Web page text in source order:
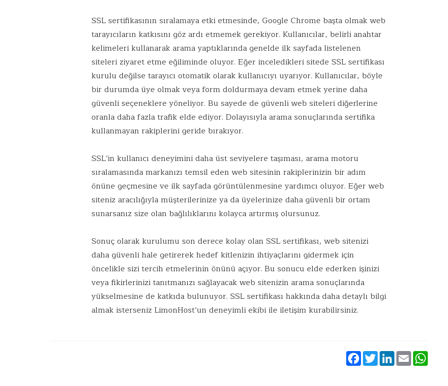
SSL sertifikasının sıralamaya etki etmesinde, Google Chrome başta olmak web
tarayıcıların katkısını göz ardı etmemek gerekiyor. Kullanıcılar, belirli anahtar
kelimeleri kullanarak arama yaptıklarında genelde ilk sayfada listelenen
siteleri ziyaret etme eğiliminde oluyor. Eğer inceledikleri sitede SSL sertifikası
kurulu değilse tarayıcı otomatik olarak kullanıcıyı uyarıyor. Kullanıcılar, böyle
bir durumda üye olmak veya form doldurmaya devam etmek yerine daha
güvenli seçeneklere yöneliyor. Bu sayede de güvenli web siteleri diğerlerine
oranla daha fazla trafik elde ediyor. Dolayısıyla arama sonuçlarında sertifika
kullanmayan rakiplerini geride bırakıyor.
SSL’in kullanıcı deneyimini daha üst seviyelere taşıması, arama motoru
sıralamasında markanızı temsil eden web sitesinin rakiplerinizin bir adım
önüne geçmesine ve ilk sayfada görüntülenmesine yardımcı oluyor. Eğer web
siteniz aracılığıyla müşterilerinize ya da üyelerinize daha güvenli bir ortam
sunarsanız size olan bağlılıklarını kolayca artırmış olursunuz.
Sonuç olarak kurulumu son derece kolay olan SSL sertifikası, web sitenizi
daha güvenli hale getirerek hedef kitlenizin ihtiyaçlarını gidermek için
öncelikle sizi tercih etmelerinin önünü açıyor. Bu sonucu elde ederken işinizi
veya fikirlerinizi tanıtmanızı sağlayacak web sitenizin arama sonuçlarında
yükselmesine de katkıda bulunuyor. SSL sertifikası hakkında daha detaylı bilgi
almak isterseniz LimonHost’un deneyimli ekibi ile iletişim kurabilirsiniz.
Facebook
Twitter
LinkedIn
Email